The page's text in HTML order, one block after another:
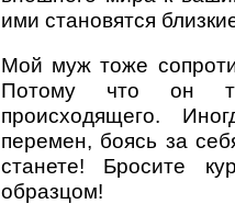
ими становятся
Мой муж тоже
Потому что он
происходящего.
перемен, боясь за
станете! Бросите
образцом!